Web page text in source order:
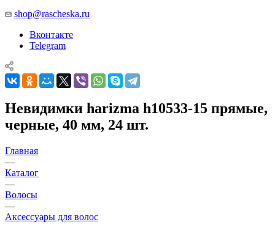
shop@rascheska.ru
Вконтакте
Telegram
Невидимки harizma h10533-15 прямые,
черные, 40 мм, 24 шт.
Главная
—
Каталог
—
Волосы
—
Аксессуары для волос